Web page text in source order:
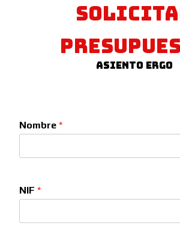
Asiento Ergo
Nombre*
NIF*